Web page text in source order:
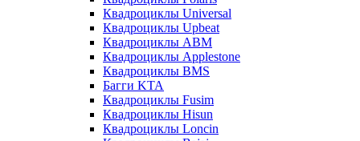
Квадроциклы Universal
Квадроциклы Upbeat
Квадроциклы ABM
Квадроциклы Applestone
Квадроциклы BMS
Багги KTA
Квадроциклы Fusim
Квадроциклы Hisun
Квадроциклы Loncin